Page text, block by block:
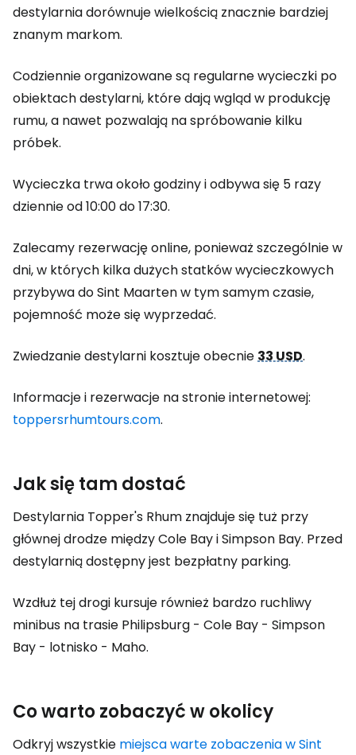
destylarnia dorównuje wielkością znacznie bardziej
znanym markom.
Codziennie organizowane są regularne wycieczki po
obiektach destylarni, które dają wgląd w produkcję
rumu, a nawet pozwalają na spróbowanie kilku
próbek.
Wycieczka trwa około godziny i odbywa się 5 razy
dziennie od 10:00 do 17:30.
Zalecamy rezerwację online, ponieważ szczególnie w
dni, w których kilka dużych statków wycieczkowych
przybywa do Sint Maarten w tym samym czasie,
pojemność może się wyprzedać.
Zwiedzanie destylarni kosztuje obecnie33 USD.
Informacje i rezerwacje na stronie internetowej:
toppersrhumtours.com.
Jak się tam dostać
Destylarnia Topper's Rhum znajduje się tuż przy
głównej drodze między Cole Bay i Simpson Bay. Przed
destylarnią dostępny jest bezpłatny parking.
Wzdłuż tej drogi kursuje również bardzo ruchliwy
minibus na trasie Philipsburg - Cole Bay - Simpson
Bay - lotnisko - Maho.
Co warto zobaczyć w okolicy
Odkryj wszystkie miejsca warte zobaczenia w Sint